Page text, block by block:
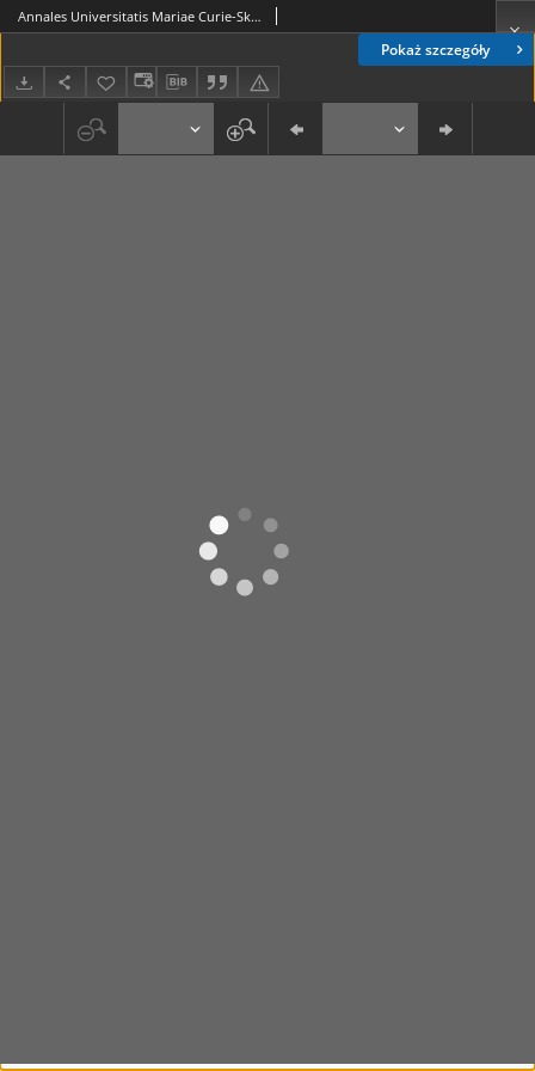
Pokaż szczegóły
Annales Universitatis Mariae Curie-Skłodowska. Sectio F, Historia Vol. 54/55 (1999/2000) Résumé (Streszczenie)